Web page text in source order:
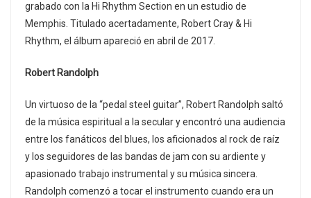
grabado con la Hi Rhythm Section en un estudio de
Memphis. Titulado acertadamente, Robert Cray & Hi
Rhythm, el álbum apareció en abril de 2017.
Robert Randolph
Un virtuoso de la “pedal steel guitar”, Robert Randolph saltó
de la música espiritual a la secular y encontró una audiencia
entre los fanáticos del blues, los aficionados al rock de raíz
y los seguidores de las bandas de jam con su ardiente y
apasionado trabajo instrumental y su música sincera.
Randolph comenzó a tocar el instrumento cuando era un